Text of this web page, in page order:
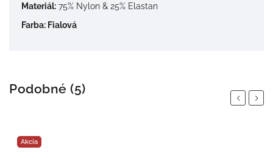
Materiál: 75% Nylon & 25% Elastan
Farba: Fialová
Podobné (5)
Previous
Next